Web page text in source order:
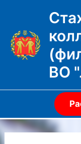
содержимому
ВО